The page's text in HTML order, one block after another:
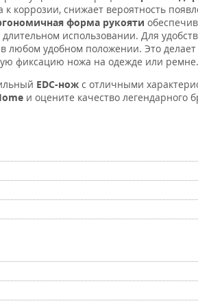
к коррозии, снижает вероятность
форма рукояти
использовании. Для
любом удобном положении. Это
фиксацию ножа на одежде или ремне.
EDC-нож с отличными
и оцените качество легендарного